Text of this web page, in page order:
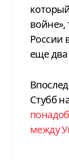
войне»,
России
еще
Стубб
между